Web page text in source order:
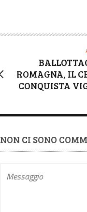
ROMAGNA, IL
CONQUISTA
NON CI SONO